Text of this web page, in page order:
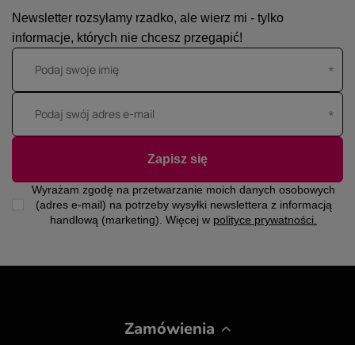
Newsletter rozsyłamy rzadko, ale wierz mi - tylko
informacje, których nie chcesz przegapić!
Podaj swoje imię
Podaj swój adres e-mail
Wyrażam zgodę na przetwarzanie moich danych osobowych
(adres e-mail) na potrzeby wysyłki newslettera z informacją
handlową (marketing). Więcej w polityce prywatności.
Zapisz się
Zamówienia